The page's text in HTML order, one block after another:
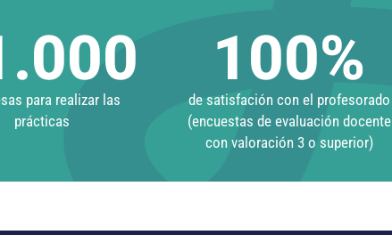
para realizar las
prácticas
de satisfación con el profesorado
(encuestas de evaluación docente
con valoración 3 o superior)​
100%